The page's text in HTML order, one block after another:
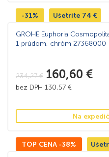
-31% Ušetríte 74 €
GROHE Euphoria
1 prúdom, chróm 27368000
234,27€ 160,60 €
bez DPH 130,57 €
Na
TOP CENA -38%